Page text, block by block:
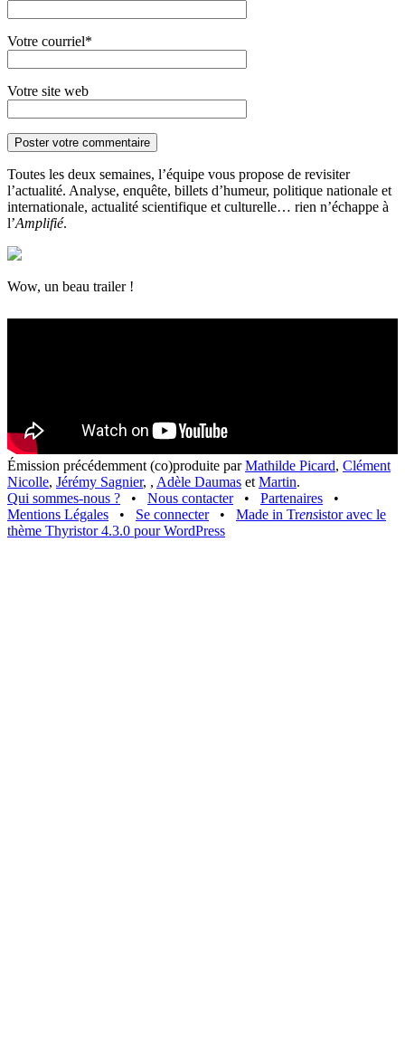
Votre courriel*
Votre site web
Toutes les deux semaines, l’équipe vous propose de revisiter
l’actualité. Analyse, enquête, billets d’humeur, politique nationale et
internationale, actualité scientifique et culturelle… rien n’échappe à
l’Amplifié.
Wow, un beau trailer !
Émission précédemment (co)produite parMathilde Picard, Clément
Nicolle, Jérémy Sagnier, , Adèle Daumas et Martin.
Qui sommes-nous ?
• Nous contacter • Partenaires
•
Mentions Légales
• Se connecter • Made in Trensistor avec le
thème Thyristor 4.3.0 pour WordPress